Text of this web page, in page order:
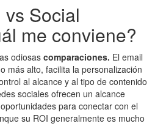
Social
me conviene?
odiosas comparaciones. El email
más alto, facilita la personalización
al alcance y al tipo de contenido
sociales ofrecen un alcance
para conectar con el
su ROI generalmente es mucho